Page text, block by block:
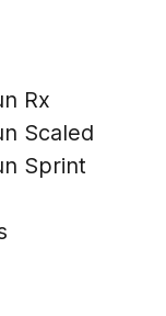
Rx
Scaled
Sprint